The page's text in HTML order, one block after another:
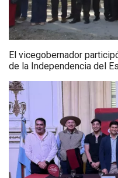
El vicegobernador
de la Independencia del